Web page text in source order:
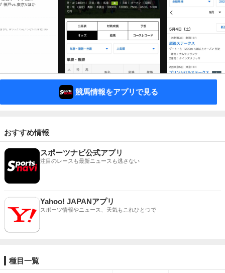
競馬情報をアプリで見る
おすすめ情報
スポーツナビ公式アプリ
注目のレースも最新ニュースも逃さない
Yahoo! JAPANアプリ
スポーツ情報やニュース、天気もこれひとつで
種目一覧